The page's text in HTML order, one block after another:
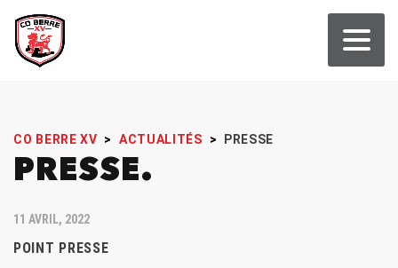
CO BERRE XV > ACTUALITÉS > PRESSE
PRESSE
11 AVRIL, 2022
POINT PRESSE